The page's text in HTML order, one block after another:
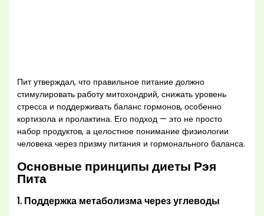
Пит утверждал, что правильное питание должно
стимулировать работу митохондрий, снижать уровень
стресса и поддерживать баланс гормонов, особенно
кортизола и пролактина. Его подход — это не просто
набор продуктов, а целостное понимание физиологии
человека через призму питания и гормонального баланса.
Основные принципы диеты Рэя
Пита
1. Поддержка метаболизма через углеводы